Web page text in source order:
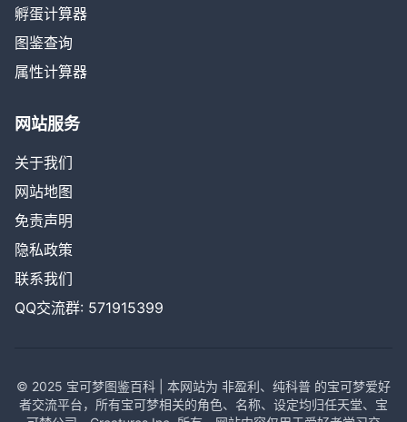
孵蛋计算器
图鉴查询
属性计算器
网站服务
关于我们
网站地图
免责声明
隐私政策
联系我们
QQ交流群: 571915399
© 2025 宝可梦图鉴百科 | 本网站为 非盈利、纯科普 的宝可梦爱好
者交流平台，所有宝可梦相关的角色、名称、设定均归任天堂、宝